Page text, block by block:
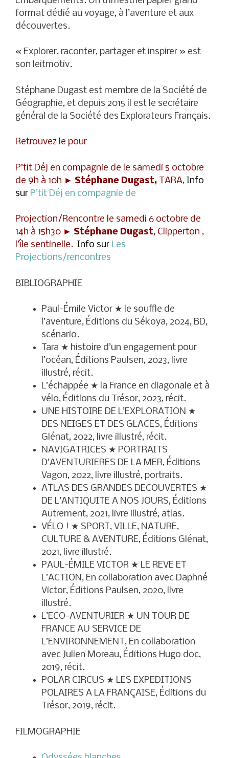
format dédié au voyage, à l’aventure et aux
découvertes.
« Explorer, raconter, partager et inspirer » est
son leitmotiv.
Stéphane Dugast est membre de la Société de
Géographie, et depuis 2015 il est le secrétaire
général de la Société des Explorateurs Français.
Retrouvez le pour
P’tit Déj en compagnie de le samedi 5 octobre
de 9h à 10h ► Stéphane Dugast, TARA, Info
sur P’tit Déj en compagnie de
Projection/Rencontre le samedi 6 octobre de
14h à 15h30 ► Stéphane Dugast, Clipperton ,
l’île sentinelle. Info sur Les
Projections/rencontres
BIBLIOGRAPHIE
Paul-Émile Victor ★ le souffle de
l’aventure, Éditions du Sékoya, 2024, BD,
scénario.
Tara ★ histoire d’un engagement pour
l’océan, Éditions Paulsen, 2023, livre
illustré, récit.
L’échappée ★ la France en diagonale et à
vélo, Éditions du Trésor, 2023, récit.
UNE HISTOIRE DE L’EXPLORATION ★
DES NEIGES ET DES GLACES, Éditions
Glénat, 2022, livre illustré, récit.
NAVIGATRICES ★ PORTRAITS
D’AVENTURIERES DE LA MER, Éditions
Vagon, 2022, livre illustré, portraits.
ATLAS DES GRANDES DECOUVERTES ★
DE L’ANTIQUITE A NOS JOURS, Éditions
Autrement, 2021, livre illustré, atlas.
VÉLO ! ★ SPORT, VILLE, NATURE,
CULTURE & AVENTURE, Éditions Glénat,
2021, livre illustré.
PAUL-ÉMILE VICTOR ★ LE REVE ET
L’ACTION, En collaboration avec Daphné
Victor, Éditions Paulsen, 2020, livre
illustré.
L’ECO-AVENTURIER ★ UN TOUR DE
FRANCE AU SERVICE DE
L’ENVIRONNEMENT, En collaboration
avec Julien Moreau, Éditions Hugo doc,
2019, récit.
POLAR CIRCUS ★ LES EXPEDITIONS
POLAIRES A LA FRANÇAISE, Éditions du
Trésor, 2019, récit.
FILMOGRAPHIE